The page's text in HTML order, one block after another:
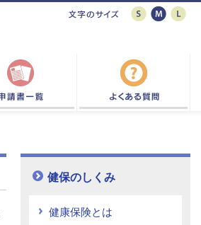
健保のしくみ
健康保険とは